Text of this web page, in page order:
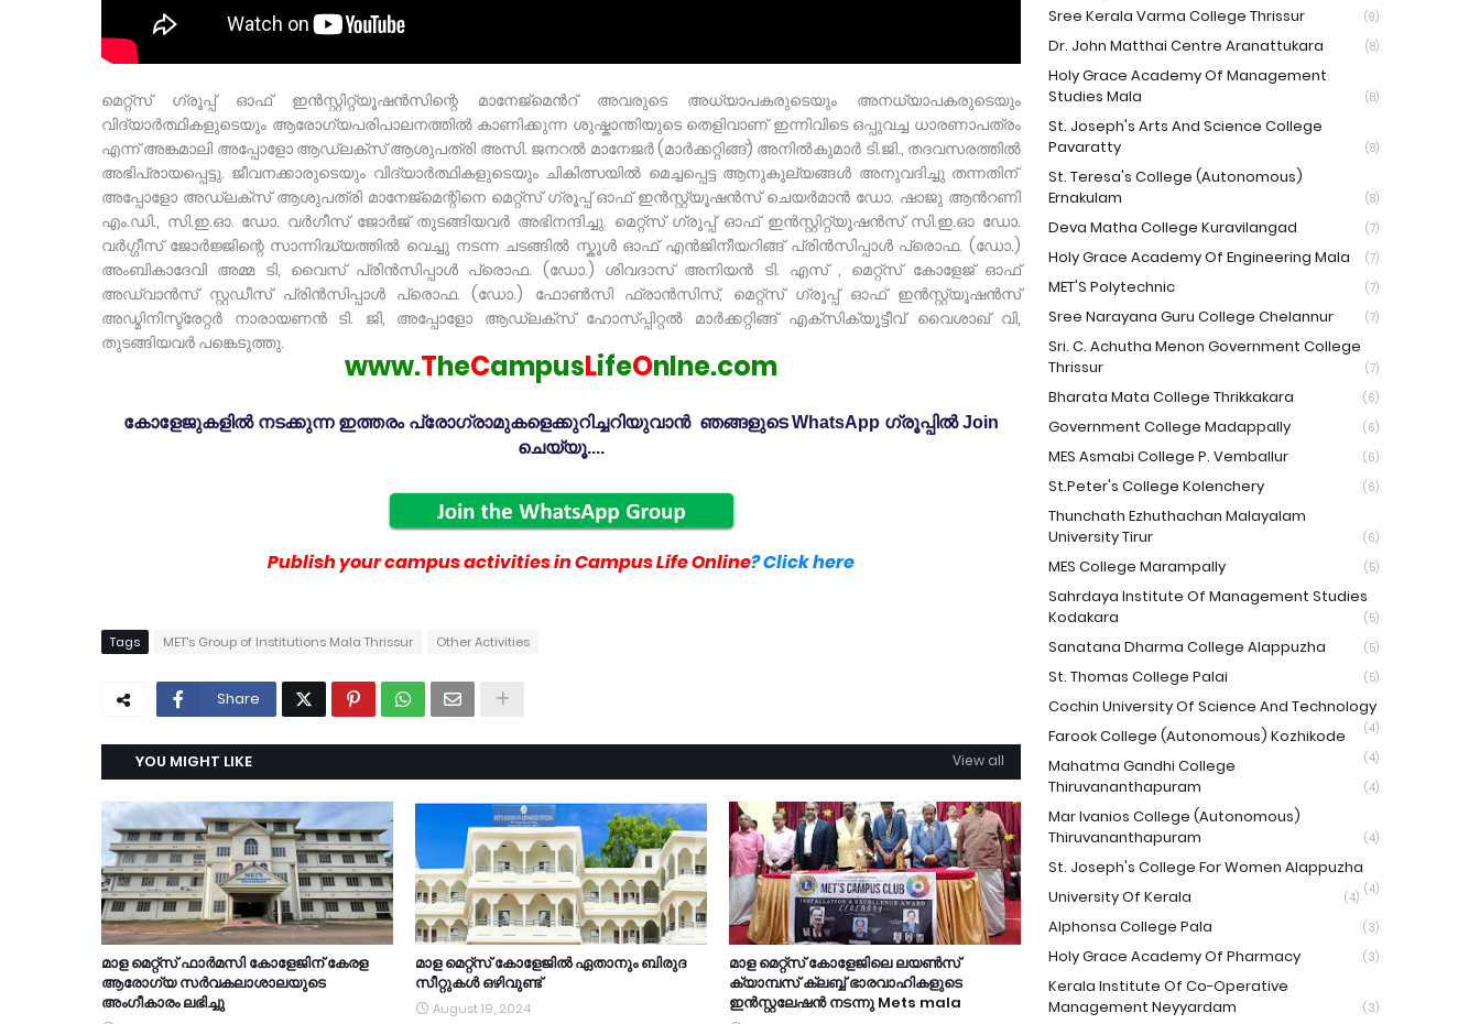
മെറ്റ്സ് ഗ്രൂപ്പ് ഓഫ് ഇൻസ്റ്റിറ്റ്യൂഷൻസിന്റെ മാനേജ്മെൻറ് അവരുടെ അധ്യാപകരുടെയും അനധ്യാപകരുടെയും
വിദ്യാർത്ഥികളുടെയും ആരോഗ്യപരിപാലനത്തിൽ കാണിക്കുന്ന ശുഷ്കാന്തിയുടെ തെളിവാണ് ഇന്നിവിടെ ഒപ്പുവച്ച ധാരണാപത്രം
എന്ന് അങ്കമാലി അപ്പോളോ ആഡ്ലക്സ് ആശുപത്രി അസി. ജനറൽ മാനേജർ (മാർക്കറ്റിങ്ങ്) അനിൽകുമാർ ടി.ജി., തദവസരത്തിൽ
അഭിപ്രായപ്പെട്ടു. ജീവനക്കാരുടെയും വിദ്യാർത്ഥികളുടെയും ചികിത്സയിൽ മെച്ചപ്പെട്ട ആനുകൂല്യങ്ങൾ അനുവദിച്ചു തന്നതിന്
അപ്പോളോ അഡ്ലക്സ് ആശുപത്രി മാനേജ്മെന്റിനെ മെറ്റ്സ് ഗ്രൂപ്പ് ഓഫ് ഇൻസ്റ്റ്യൂഷൻസ് ചെയർമാൻ ഡോ. ഷാജു ആൻറണി
എം.ഡി., സി.ഇ.ഓ. ഡോ. വർഗീസ് ജോർജ് തുടങ്ങിയവർ അഭിനന്ദിച്ചു. മെറ്റ്സ് ഗ്രൂപ്പ് ഓഫ് ഇൻസ്റ്റിറ്റ്യൂഷൻസ് സി.ഇ.ഓ ഡോ.
വർഗ്ഗീസ് ജോർജ്ജിന്റെ സാന്നിദ്ധ്യത്തിൽ വെച്ചു നടന്ന ചടങ്ങിൽ സ്കൂൾ ഓഫ് എൻജിനീയറിങ്ങ് പ്രിൻസിപ്പാൾ പ്രൊഫ. (ഡോ.)
അംബികാദേവി അമ്മ ടി, വൈസ് പ്രിൻസിപ്പാൾ പ്രൊഫ. (ഡോ.) ശിവദാസ് അനിയൻ ടി. എസ് , മെറ്റ്സ് കോളേജ് ഓഫ്
അഡ്വാൻസ് സ്റ്റഡീസ് പ്രിൻസിപ്പാൾ പ്രൊഫ. (ഡോ.) ഫോൺസി ഫ്രാൻസിസ്, മെറ്റ്സ് ഗ്രൂപ്പ് ഓഫ് ഇൻസ്റ്റ്യൂഷൻസ്
അഡ്മിനിസ്ട്രേറ്റർ നാരായണൻ ടി. ജി, അപ്പോളോ ആഡ്ലക്സ് ഹോസ്പ്പിറ്റൽ മാർക്കറ്റിങ്ങ് എക്സിക്യൂട്ടീവ് വൈശാഖ് വി,
തുടങ്ങിയവർ പങ്കെടുത്തു.
www.TheCampusLifeOnlne.com
കോളേജുകളിൽ നടക്കുന്ന ഇത്തരം പ്രോഗ്രാമുകളെക്കുറിച്ചറിയുവാൻ ഞങ്ങളുടെ WhatsApp ഗ്രൂപ്പിൽ Join
ചെയ്യൂ....
Publish your campus activities in Campus Life Online? Click here
Tags MET's Group of Institutions Mala Thrissur Other Activities
Share
YOU MIGHT LIKE View all
മാള മെറ്റ്സ് ഫാർമസി കോളേജിന് കേരള
ആരോഗ്യ സർവകലാശാലയുടെ
അംഗീകാരം ലഭിച്ചു
മാള മെറ്റ്സ് കോളേജിൽ ഏതാനും ബിരുദ
സീറ്റുകൾ ഒഴിവുണ്ട്
August 19, 2024
മാള മെറ്റ്സ് കോളേജിലെ ലയൺസ്
ക്യാമ്പസ് ക്ലബ്ബ് ഭാരവാഹികളുടെ
ഇൻസ്റ്റലേഷൻ നടന്നു Mets mala
Sree Kerala Varma College Thrissur (9)
Dr. John Matthai Centre Aranattukara (8)
Holy Grace Academy Of Management
Studies Mala
(8)
St. Joseph's Arts And Science College
Pavaratty
(8)
St. Teresa's College (Autonomous)
Ernakulam
(8)
Deva Matha College Kuravilangad (7)
Holy Grace Academy Of Engineering Mala (7)
MET'S Polytechnic (7)
Sree Narayana Guru College Chelannur (7)
Sri. C. Achutha Menon Government College
Thrissur
(7)
Bharata Mata College Thrikkakara (6)
Government College Madappally (6)
MES Asmabi College P. Vemballur (6)
St.Peter's College Kolenchery (6)
Thunchath Ezhuthachan Malayalam
University Tirur
(6)
MES College Marampally (5)
Sahrdaya Institute Of Management Studies
Kodakara
(5)
Sanatana Dharma College Alappuzha (5)
St. Thomas College Palai (5)
Cochin University Of Science And Technology
(4)
Farook College (Autonomous) Kozhikode
(4)
Mahatma Gandhi College
Thiruvananthapuram
(4)
Mar Ivanios College (Autonomous)
Thiruvananthapuram
(4)
St. Joseph's College For Women Alappuzha
(4)
University Of Kerala (4)
Alphonsa College Pala (3)
Holy Grace Academy Of Pharmacy (3)
Kerala Institute Of Co-Operative
Management Neyyardam
(3)